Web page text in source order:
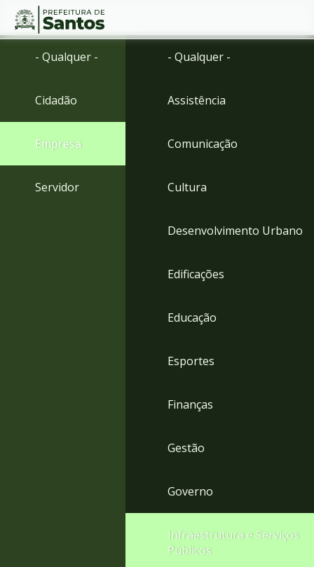
Ir
Ir
menu
Conteúdo
- Qualquer -
Cidadão
Empresa
Servidor
- Qualquer -
Assistência
Comunicação
Cultura
Desenvolvimento Urbano
Edificações
Educação
Esportes
Finanças
Gestão
Governo
Infraestrutura e Serviços
Públicos